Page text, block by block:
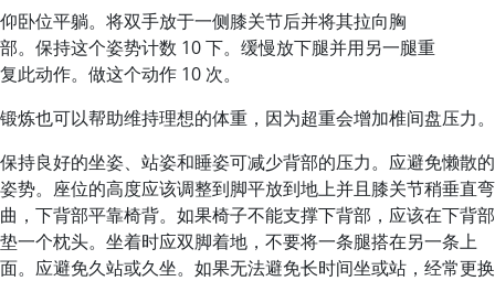
仰卧位平躺。将双手放于一侧膝关节后并将其拉向胸
部。保持这个姿势计数 10 下。缓慢放下腿并用另一腿重
复此动作。做这个动作 10 次。
锻炼也可以帮助维持理想的体重，因为超重会增加椎间盘压力。
保持良好的坐姿、站姿和睡姿可减少背部的压力。应避免懒散的
姿势。座位的高度应该调整到脚平放到地上并且膝关节稍垂直弯
曲，下背部平靠椅背。如果椅子不能支撑下背部，应该在下背部
垫一个枕头。坐着时应双脚着地，不要将一条腿搭在另一条上
面。应避免久站或久坐。如果无法避免长时间坐或站，经常更换